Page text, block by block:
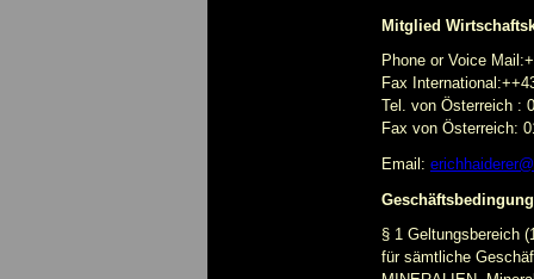
Mitglied
Phone or Voice
Fax
Tel. von Österreich :
Fax von Österreich:
Email:
§ 1 Geltungsbereich
für sämtliche